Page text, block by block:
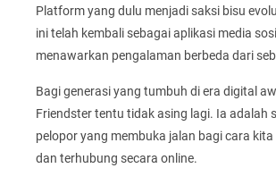
Platform yang dulu menjadi saksi bisu
ini telah kembali sebagai aplikasi media
menawarkan pengalaman berbeda dari
Bagi generasi yang tumbuh di era digital
Friendster tentu tidak asing lagi. Ia adalah
pelopor yang membuka jalan bagi cara
dan terhubung secara online.